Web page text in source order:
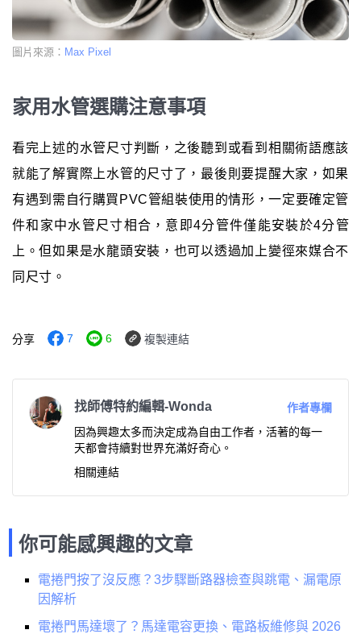
圖片來源： Max Pixel
家用水管選購注意事項
看完上述的水管尺寸判斷，之後聽到或看到相關術語應該
就能了解實際上水管的尺寸了，最後則要提醒大家，如果
有遇到需自行購買PVC管組裝使用的情形，一定要確定管
件和家中水管尺寸相合，意即4分管件僅能安裝於4分管
上。但如果是水龍頭安裝，也可以透過加上變徑來媒合不
同尺寸。
分享 7 6 複製連結
找師傅特約編輯-Wonda
作者專欄
因為興趣太多而決定成為自由工作者，活著的每一
天都會持續對世界充滿好奇心。
相關連結
你可能感興趣的文章
電捲門按了沒反應？3步驟斷路器檢查與跳電、漏電原
因解析
電捲門馬達壞了？馬達電容更換、電路板維修與 2026